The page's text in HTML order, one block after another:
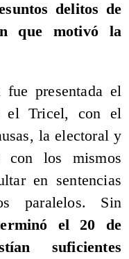
delitos de
que motivó la
presentada el
el Tricel, con el
la electoral y
con los mismos
en sentencias
paralelos. Sin
el 20 de
suficientes